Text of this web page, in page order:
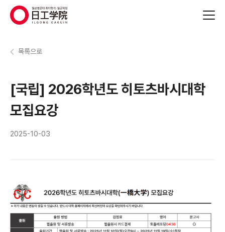
(주)지원에듀
목록으로
[국립] 2026학년도 히토츠바시대학
모집요강
2025-10-03